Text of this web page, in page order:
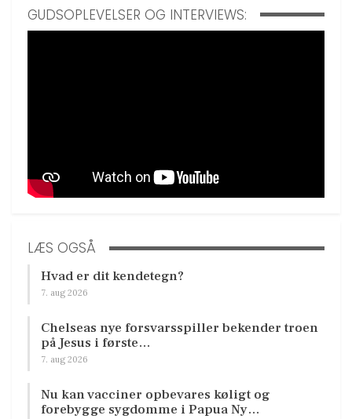
GUDSOPLEVELSER OG INTERVIEWS:
LÆS OGSÅ
Hvad er dit kendetegn?
7. aug 2026
Chelseas nye forsvarsspiller bekender troen
på Jesus i første…
7. aug 2026
Nu kan vacciner opbevares køligt og
forebygge sygdomme i Papua Ny…